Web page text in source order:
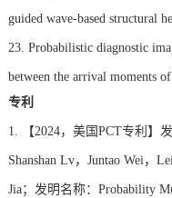
guided wave-based structural
23. Probabilistic diagnostic
between the arrival moments
专利
1. 【2024，美国PCT专利】
Shanshan Lv，Juntao Wei，
Jia；发明名称：Probability